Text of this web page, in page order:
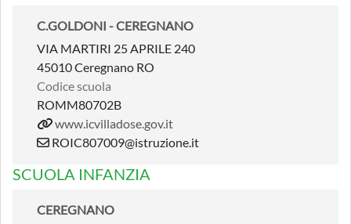
C.GOLDONI - CEREGNANO
VIA MARTIRI 25 APRILE 240
45010 Ceregnano RO
Codice scuola
ROMM80702B
www.icvilladose.gov.it
ROIC807009@istruzione.it
SCUOLA INFANZIA
CEREGNANO